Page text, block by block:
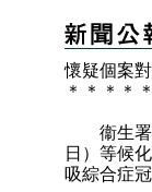
懷疑個案
＊
＊ ＊ ＊ ＊
衞生署衞
日）等候
吸綜合症